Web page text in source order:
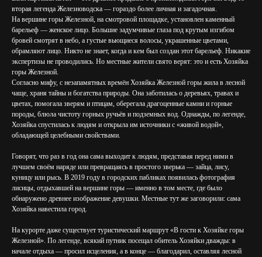
вторая легенда Железноводска — гораздо более личная и загадочная.
На вершине горы Железной, на смотровой площадке, установлен каменный
барельеф — женское лицо. Большие задумчивые глаза под крутым изгибом
бровей смотрят в небо, а густые вьющиеся волосы, украшенные цветами,
обрамляют лицо. Никто не знает, когда и кем был создан этот барельеф. Никакие
экспертизы не проводились. Но местные жители свято верят: это и есть Хозяйка
горы Железной.
Согласно мифу, с незапамятных времён Хозяйка Железной горы жила в лесной
чаще, храня тайны и богатства природы. Она заботилась о деревьях, травах и
цветах, помогала зверям и птицам, оберегала драгоценные камни и горные
породы, блюла чистоту горных ручьёв и подземных вод. Однажды, по легенде,
Хозяйка спустилась к людям и открыла им источники с «живой водой»,
обладающей целебными свойствами.
Говорят, что раз в год она сама выходит к людям, представая перед ними в
лучшем своём наряде или превращаясь в простого зверька — зайца, лису,
куницу или рысь. В 2019 году в городских пабликах появилась фотография
лисицы, отдыхавшей на вершине горы — именно в том месте, где было
обнаружено древнее изображение девушки. Местные тут же заговорили: сама
Хозяйка навестила город.
На курорте даже существует туристический маршрут «В гости к Хозяйке горы
Железной». По легенде, всякий путник посещал обитель Хозяйки дважды: в
начале отдыха — просил исцеления, а в конце — благодарил, оставляя лесной